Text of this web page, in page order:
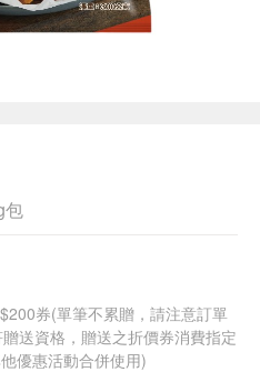
包
券(單筆不累贈，請注意訂單
送資格，贈送之折價券消費指定
優惠活動合併使用)